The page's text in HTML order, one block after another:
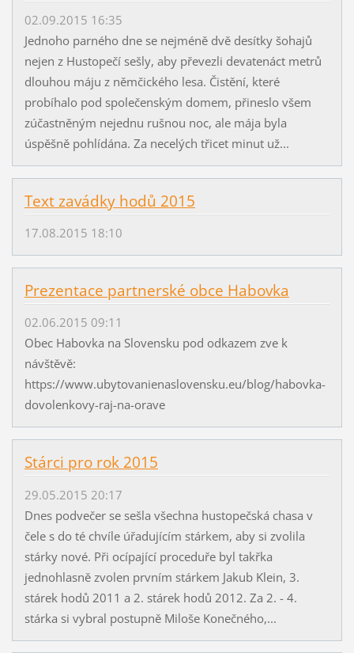
02.09.2015 16:35
Jednoho parného dne se nejméně dvě desítky šohajů
nejen z Hustopečí sešly, aby převezli devatenáct metrů
dlouhou máju z němčického lesa. Čistění, které
probíhalo pod společenským domem, přineslo všem
zúčastněným nejednu rušnou noc, ale mája byla
úspěšně pohlídána. Za necelých třicet minut už...
Text zavádky hodů 2015
17.08.2015 18:10
Prezentace partnerské obce Habovka
02.06.2015 09:11
Obec Habovka na Slovensku pod odkazem zve k
návštěvě:
https://www.ubytovanienaslovensku.eu/blog/habovka-
dovolenkovy-raj-na-orave
Stárci pro rok 2015
29.05.2015 20:17
Dnes podvečer se sešla všechna hustopečská chasa v
čele s do té chvíle úřadujícím stárkem, aby si zvolila
stárky nové. Při ocípající proceduře byl takřka
jednohlasně zvolen prvním stárkem Jakub Klein, 3.
stárek hodů 2011 a 2. stárek hodů 2012. Za 2. - 4.
stárka si vybral postupně Miloše Konečného,...